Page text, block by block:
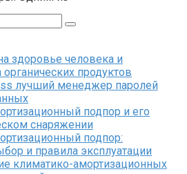
здоровье человека и
продуктов
лучший менеджер паролей
подпор и его
снаряжении
подпор:
и правила эксплуатации
климатико-амортизационных